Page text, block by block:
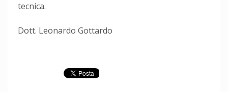
tecnica.
Dott. Leonardo Gottardo